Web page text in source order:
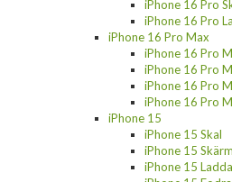
iPhone 16 Pro
iPhone 16 Pro
iPhone 16 Pro Max
iPhone 16 Pro
iPhone 16 Pro
iPhone 16 Pro
iPhone 16 Pro
iPhone 15
iPhone 15 Skal
iPhone 15
iPhone 15